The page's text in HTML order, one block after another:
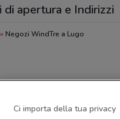
apertura e Indirizzi
Negozi WindTre a Lugo
Ci importa della tua privacy